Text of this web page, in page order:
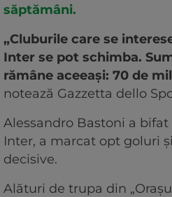
săptămâni.
„Cluburile care se
Inter se pot schimba.
rămâne aceeași: 70 de
notează Gazzetta dello
Alessandro Bastoni a
Inter, a marcat opt goluri
decisive.
Alături de trupa din